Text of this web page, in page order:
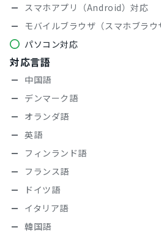
スマホアプリ（Android）対応
モバイルブラウザ（スマホブラウ
パソコン対応
対応言語
中国語
デンマーク語
オランダ語
英語
フィンランド語
フランス語
ドイツ語
イタリア語
韓国語